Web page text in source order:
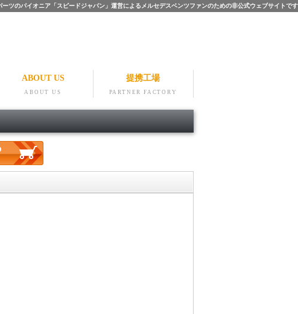
ツのパイオニア「スピードジャパン」運営によるメルセデスベンツファンのための非公式ウェブサイトです
ABOUT US
ABOUT US
提携工場
PARTNER FACTORY